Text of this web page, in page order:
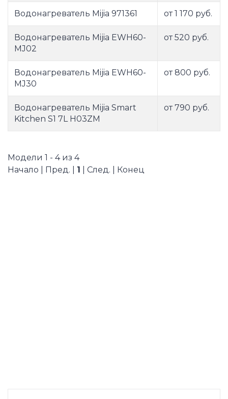
Водонагреватель Mijia 971361 от 1 170 руб.
Водонагреватель Mijia EWH60-
MJ02
от 520 руб.
Водонагреватель Mijia EWH60-
MJ30
от 800 руб.
Водонагреватель Mijia Smart
Kitchen S1 7L H03ZM
от 790 руб.
Модели 1 - 4 из 4
Начало | Пред. | 1 | След. | Конец